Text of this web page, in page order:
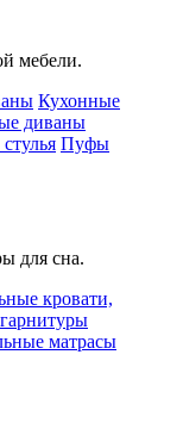
мебели.
Кухонные
диваны
Пуфы
для сна.
кровати,
матрасы